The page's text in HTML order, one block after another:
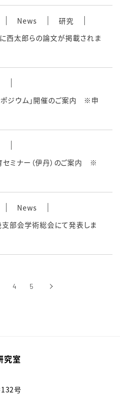
News
研究
太郎らの論文が掲載されま
ポジウム」開催のご案内 ※申
ミナー（伊丹）のご案内 ※
News
部会学術総会にて発表しま
4 5 ›次へ
究室
号